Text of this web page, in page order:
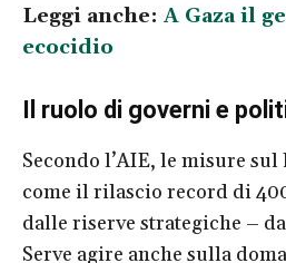
Leggi anche: A Gaza il
ecocidio
Il ruolo di governi e
Secondo l’AIE, le misure
come il rilascio record di
dalle riserve strategiche –
Serve agire anche sulla